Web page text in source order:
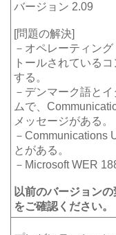
バージョン 2.09
[問題の解決]
－オペレーティン
トールされている
する。
－デンマーク語と
ムで、
メッセージがある。
－Communications
とがある。
－Microsoft WER
以前のバージョン
をご確認ください。